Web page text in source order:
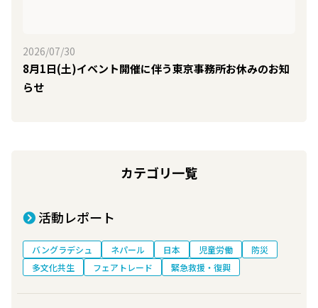
2026/07/30
8月1日(土)イベント開催に伴う東京事務所お休みのお知
らせ
カテゴリ一覧
活動レポート
バングラデシュ ネパール 日本 児童労働
防災
多文化共生
フェアトレード 緊急救援・復興